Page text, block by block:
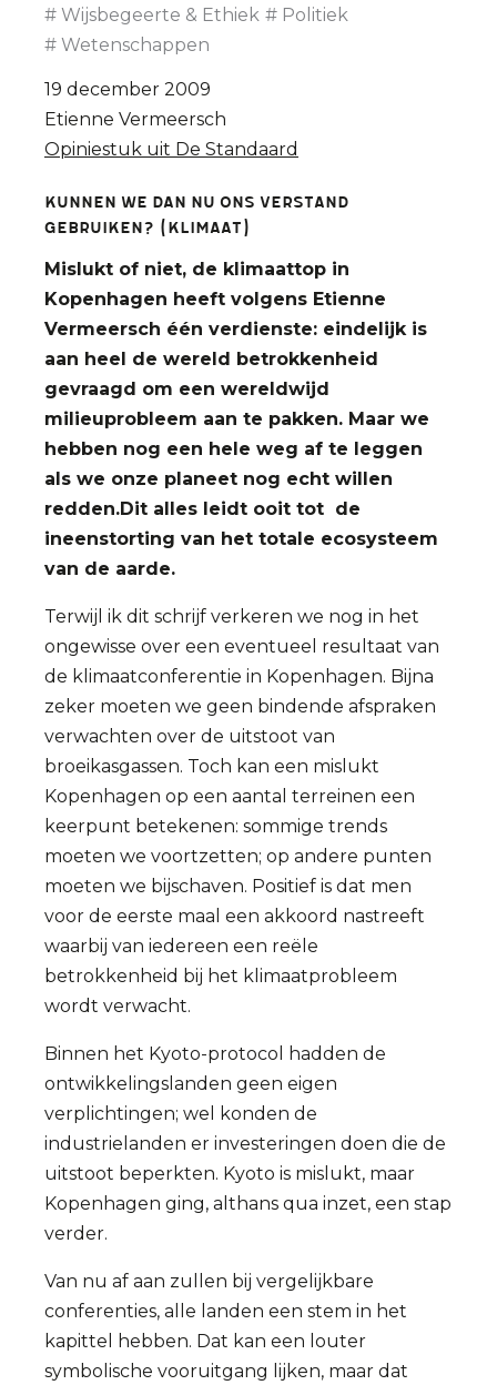
Wijsbegeerte & Ethiek
Politiek
Wetenschappen
19 december 2009
Etienne Vermeersch
Opiniestuk uit De Standaard
Kunnen we dan nu ons verstand
gebruiken? (klimaat)
Mislukt of niet, de klimaattop in
Kopenhagen heeft volgens Etienne
Vermeersch één verdienste: eindelijk is
aan heel de wereld betrokkenheid
gevraagd om een wereldwijd
milieuprobleem aan te pakken. Maar we
hebben nog een hele weg af te leggen
als we onze planeet nog echt willen
redden.Dit alles leidt ooit tot de
ineenstorting van het totale ecosysteem
van de aarde.
Terwijl ik dit schrijf verkeren we nog in het
ongewisse over een eventueel resultaat van
de klimaatconferentie in Kopenhagen. Bijna
zeker moeten we geen bindende afspraken
verwachten over de uitstoot van
broeikasgassen. Toch kan een mislukt
Kopenhagen op een aantal terreinen een
keerpunt betekenen: sommige trends
moeten we voortzetten; op andere punten
moeten we bijschaven. Positief is dat men
voor de eerste maal een akkoord nastreeft
waarbij van iedereen een reële
betrokkenheid bij het klimaatprobleem
wordt verwacht.
Binnen het Kyoto-protocol hadden de
ontwikkelingslanden geen eigen
verplichtingen; wel konden de
industrielanden er investeringen doen die de
uitstoot beperkten. Kyoto is mislukt, maar
Kopenhagen ging, althans qua inzet, een stap
verder.
Van nu af aan zullen bij vergelijkbare
conferenties, alle landen een stem in het
kapittel hebben. Dat kan een louter
symbolische vooruitgang lijken, maar dat